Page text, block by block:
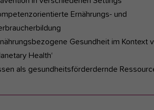
Ernährungs- und
Gesundheit im Kontext
Health‘
als gesundheitsförderdernde